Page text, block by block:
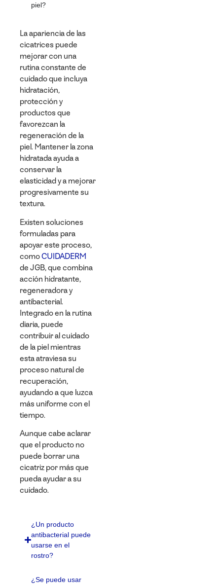
piel?
La apariencia de las
cicatrices puede
mejorar con una
rutina constante de
cuidado que incluya
hidratación,
protección y
productos que
favorezcan la
regeneración de la
piel. Mantener la zona
hidratada ayuda a
conservar la
elasticidad y a mejorar
progresivamente su
textura.
Existen soluciones
formuladas para
apoyar este proceso,
comoCUIDADERM
de JGB, que combina
acción hidratante,
regeneradora y
antibacterial.
Integrado en la rutina
diaria, puede
contribuir al cuidado
de la piel mientras
esta atraviesa su
proceso natural de
recuperación,
ayudando a que luzca
más uniforme con el
tiempo.
Aunque cabe aclarar
que el producto no
puede borrar una
cicatriz por más que
pueda ayudar a su
cuidado.
¿Un producto
antibacterial puede
usarse en el
rostro?
¿Se puede usar